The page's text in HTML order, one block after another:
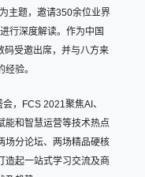
主题，邀请350余位业界
行深度解读。作为中国
码受邀出席，并与八方来
验。
，FCS 2021聚焦AI、
能和智慧运营等技术热点
场分论坛、两场精品硬核
造起一站式学习交流及商